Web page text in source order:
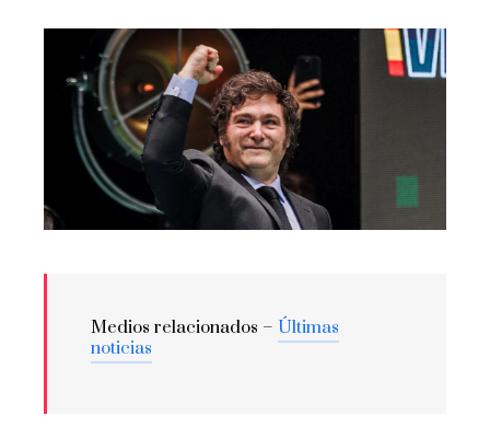
Medios relacionados – Últimas
noticias